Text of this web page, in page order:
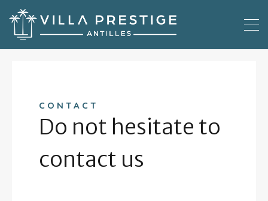
CONTACT
Do not hesitate to
contact us